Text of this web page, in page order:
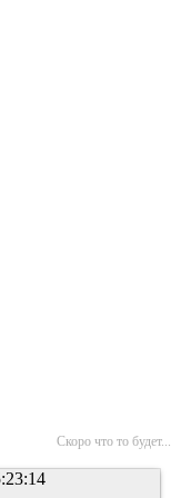
Скоро что то будет...